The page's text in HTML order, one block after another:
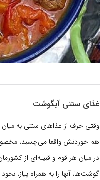
غذای سنتی آبگوشت
وقتی حرف از غذاهای سنتی به
هم خوردنش واقعا می‌چسبد،
در میان هر قوم و قبیله‌ای از
گوشت‌ها، آنها را به همراه پیاز،